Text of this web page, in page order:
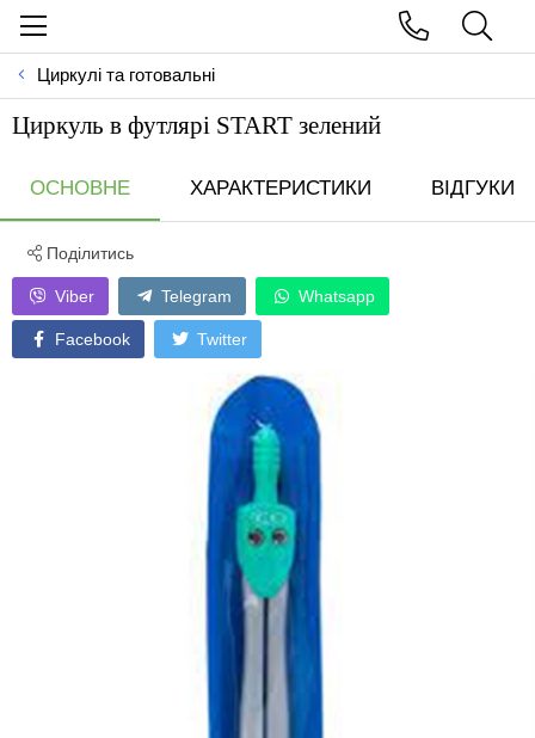
Циркулі та готовальні
Циркуль в футлярi START зелений
ОСНОВНЕ ХАРАКТЕРИСТИКИ ВІДГУКИ
Поділитись
Viber Telegram Whatsapp
Facebook Twitter